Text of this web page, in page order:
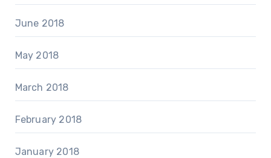
June 2018
May 2018
March 2018
February 2018
January 2018